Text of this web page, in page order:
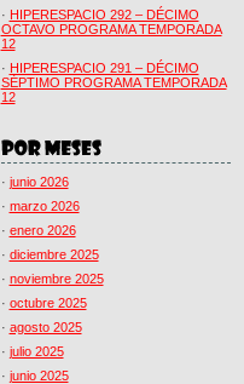
· HIPERESPACIO 292 – DÉCIMO
OCTAVO PROGRAMA TEMPORADA
12
· HIPERESPACIO 291 – DÉCIMO
SÉPTIMO PROGRAMA TEMPORADA
12
· junio 2026
· marzo 2026
· enero 2026
· diciembre 2025
· noviembre 2025
· octubre 2025
· agosto 2025
· julio 2025
· junio 2025